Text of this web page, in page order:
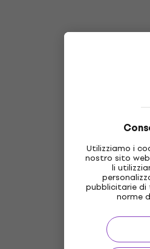
Utilizziamo i
nostro sito
li
pubblicitarie di
norme